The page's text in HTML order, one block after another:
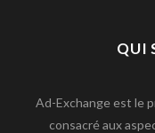
QUI
Ad-Exchange est le
consacré aux